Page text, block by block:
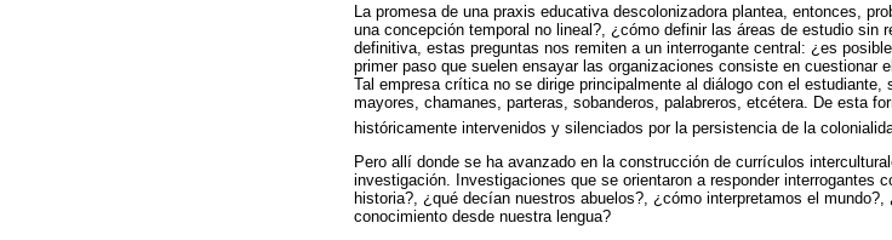
La promesa de una praxis educativa descolonizadora plantea, entonces,
una concepción temporal no lineal?, ¿cómo definir las áreas de estudio sin
definitiva, estas preguntas nos remiten a un interrogante central: ¿es
primer paso que suelen ensayar las organizaciones consiste en cuestionar
Tal empresa crítica no se dirige principalmente al diálogo con el estudiante,
mayores, chamanes, parteras, sobanderos, palabreros, etcétera. De esta
históricamente intervenidos y silenciados por la persistencia de la
Pero allí donde se ha avanzado en la construcción de currículos
investigación. Investigaciones que se orientaron a responder interrogantes
historia?, ¿qué decían nuestros abuelos?, ¿cómo interpretamos el
conocimiento desde nuestra lengua?